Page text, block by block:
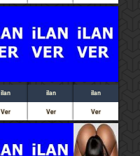
ilan
Ver
ilan
Ver
ilan
Ver